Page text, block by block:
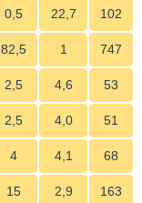
0,5 22,7 102
82,5 1 747
2,5 4,6 53
2,5 4,0 51
4 4,1 68
15 2,9 163